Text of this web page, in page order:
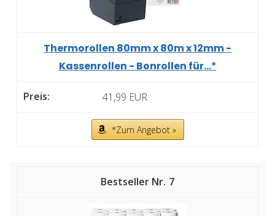
Thermorollen 80mm x 80m x 12mm -
Kassenrollen - Bonrollen für...*
41,99 EUR
*Zum Angebot »
7